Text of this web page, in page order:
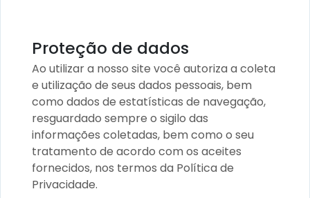
Proteção de dados
Ao utilizar a nosso site você autoriza a coleta
e utilização de seus dados pessoais, bem
como dados de estatísticas de navegação,
resguardado sempre o sigilo das
informações coletadas, bem como o seu
tratamento de acordo com os aceites
fornecidos, nos termos da Política de
Privacidade.